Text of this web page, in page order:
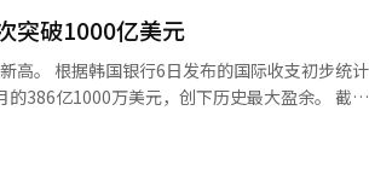
将在第三季度发布。 青年政策将具体
政府计划培养超过20万名AI专业人才，并创造
地方节庆相结合的旅游内容，并集中培育与五极
构的资产信息与数字预算会计系统（dBrain）
。 为了连接国家资产的需求
调查利用计划，4至7月决定利用方案，8至12月
而支撑比特币价格。主要的山寨币也表现出上
0.01%，报74美元。截至当天上午8时，国内韩
美元），较前一日下降0.02%。'金式溢
突破1000亿美元
步统计
亿1000万美元，创下历史最大盈余。 截至
的四倍。 从各项指标来看，商